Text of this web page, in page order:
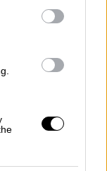
για
άγραφος
πως είναι
του
η
ενάντια